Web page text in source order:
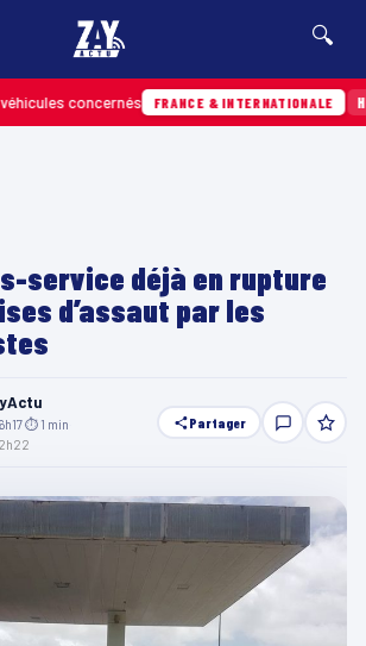
🔍
FRANCE & INTERNATIONALE Hier · 13h46
service déjà en rupture
d’assaut par les
⏱ 1 min Partager